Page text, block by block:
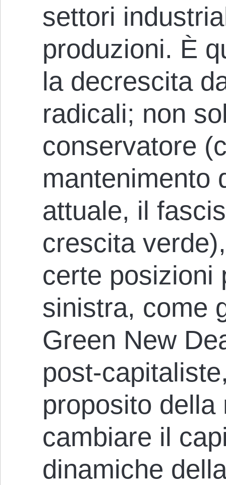
settori
produzioni. È
la decrescita
radicali; non
conservatore
mantenimento
attuale, il
crescita
certe posizioni
sinistra, come
Green New
post-
proposito della
cambiare il
dinamiche